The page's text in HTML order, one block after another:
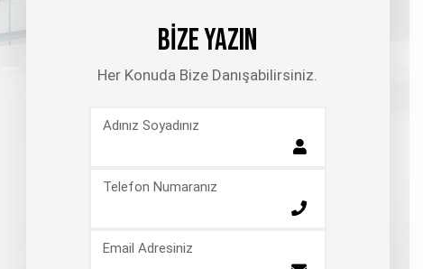
BİZE YAZIN
Her Konuda Bize Danışabilirsiniz.
Adınız Soyadınız
Telefon Numaranız
Email Adresiniz